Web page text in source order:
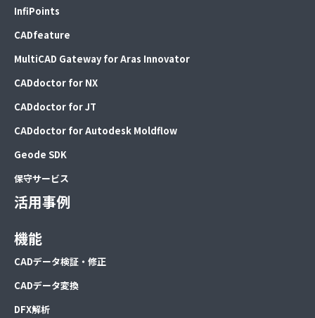
InfiPoints
CADfeature
MultiCAD Gateway for Aras Innovator
CADdoctor for NX
CADdoctor for JT
CADdoctor for Autodesk Moldflow
Geode SDK
保守サービス
活用事例
機能
CADデータ検証・修正
CADデータ変換
DFX解析